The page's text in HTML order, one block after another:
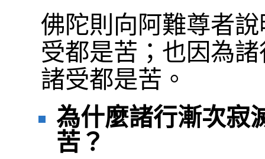
佛陀則向阿難尊者
受都是苦；也因為
諸受都是苦。
為什麼諸行漸次寂
苦？